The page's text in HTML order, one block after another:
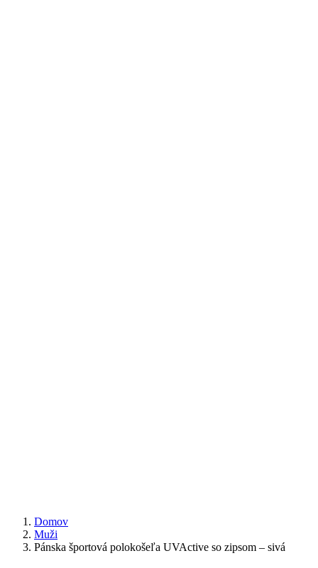
Domov
Muži
Pánska športová polokošeľa UVActive so zipsom – sivá